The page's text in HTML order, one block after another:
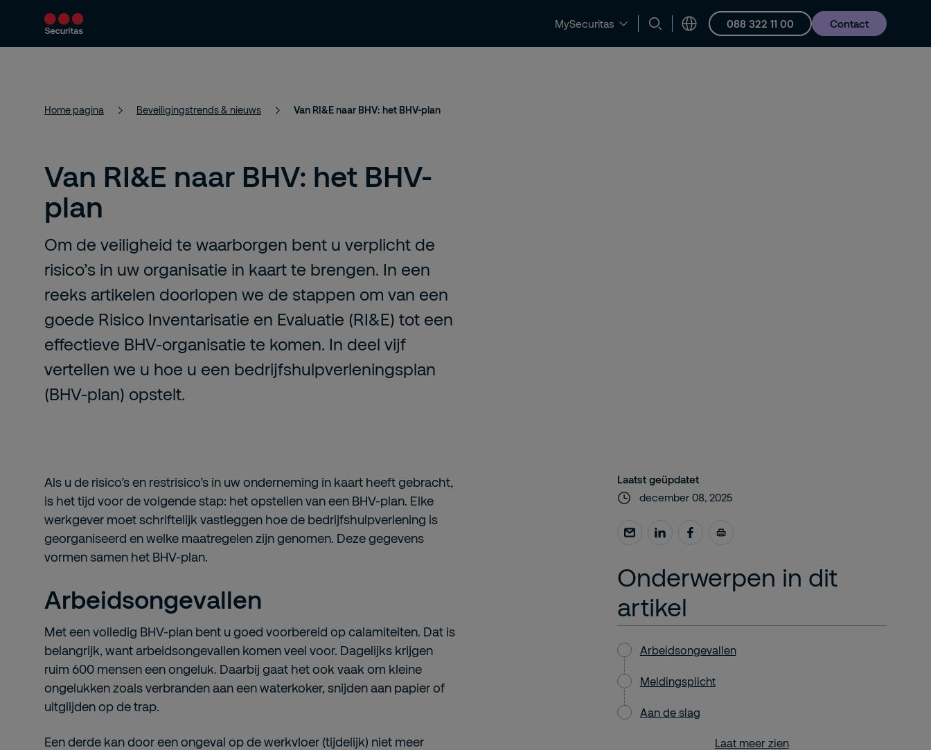
MySecuritas 088 322 11 00 Contact
Producten en diensten Beveiligingsoplossingen Beveiligingstrends & nieuws Contact en ondersteuning Vacatures
Home pagina Beveiligingstrends & nieuws Van RI&E naar BHV: het BHV-plan
Van RI&E naar BHV: het BHV-
plan
Om de veiligheid te waarborgen bent u verplicht de
risico’s in uw organisatie in kaart te brengen. In een
reeks artikelen doorlopen we de stappen om van een
goede Risico Inventarisatie en Evaluatie (RI&E) tot een
effectieve BHV-organisatie te komen. In deel vijf
vertellen we u hoe u een bedrijfshulpverleningsplan
(BHV-plan) opstelt.
Als u de risico’s en restrisico’s in uw onderneming in kaart heeft gebracht,
is het tijd voor de volgende stap: het opstellen van een BHV-plan. Elke
werkgever moet schriftelijk vastleggen hoe de bedrijfshulpverlening is
georganiseerd en welke maatregelen zijn genomen. Deze gegevens
vormen samen het BHV-plan.
Arbeidsongevallen
Met een volledig BHV-plan bent u goed voorbereid op calamiteiten. Dat is
belangrijk, want arbeidsongevallen komen veel voor. Dagelijks krijgen
ruim 600 mensen een ongeluk. Daarbij gaat het ook vaak om kleine
ongelukken zoals verbranden aan een waterkoker, snijden aan papier of
uitglijden op de trap.
Een derde kan door een ongeval op de werkvloer (tijdelijk) niet meer
Laatst geüpdatet
december 08, 2025
Onderwerpen in dit
artikel
Arbeidsongevallen
Meldingsplicht
Aan de slag
Laat meer zien